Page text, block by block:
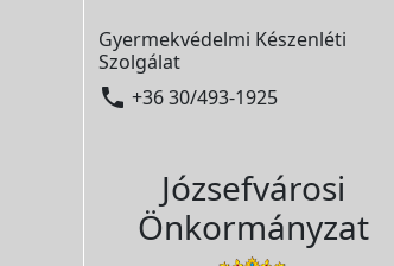
Gyermekvédelmi Készenléti
Szolgálat
 +36 30/493-1925
Józsefvárosi
Önkormányzat